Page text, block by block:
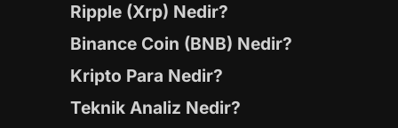
Ripple (Xrp) Nedir?
Binance Coin (BNB) Nedir?
Kripto Para Nedir?
Teknik Analiz Nedir?